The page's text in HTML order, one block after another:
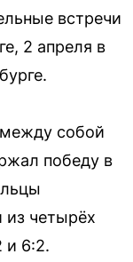
встречи
2 апреля в
собой
победу в
из четырёх
и 6:2.